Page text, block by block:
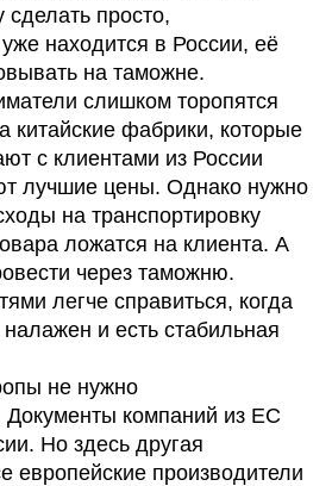
сделать просто,
находится в России, её
на таможне.
слишком торопятся
китайские фабрики, которые
с клиентами из России
лучшие цены. Однако нужно
на транспортировку
ложатся на клиента. А
через таможню.
легче справиться, когда
и есть стабильная
не нужно
Документы компаний из ЕС
Но здесь другая
европейские производители